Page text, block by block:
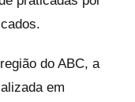
do ABC, a
em